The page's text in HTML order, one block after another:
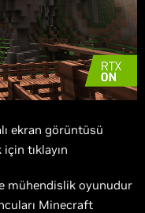
ekran görüntüsü
için tıklayın
mühendislik oyunudur
Minecraft